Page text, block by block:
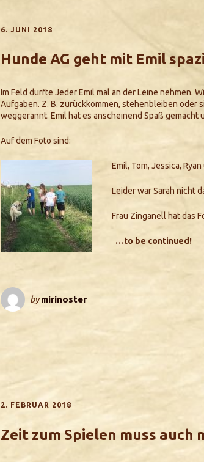
6. JUNI 2018
Hunde AG geht mit Emil
Im Feld durfte Jeder Emil mal an der Leine nehmen.
Aufgaben. Z. B. zurückkommen, stehenbleiben oder
weggerannt. Emil hat es anscheinend Spaß gemacht
Auf dem Foto sind:
Emil, Tom, Jessica,
Leider war Sarah nicht
Frau Zinganell hat das
…to be continued!
bymirinoster
2. FEBRUAR 2018
Zeit zum Spielen muss auch